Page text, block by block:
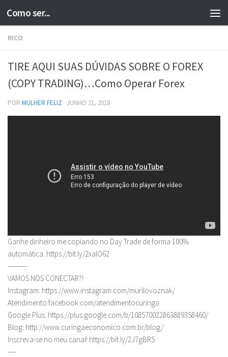
Skip to content
Como ser...
RICO
TIRE AQUI SUAS DÚVIDAS SOBRE O FOREX
(COPY TRADING)…Como Operar Forex
POR MULHER FELIZ · JUNHO 21, 2018
Ganhe dinheiro me copiando no Day Trade de forma 100%
automática..https://bit.ly/2xalO62
———-
VAMOS NOS CONECTAR?!
Instagram: https://www.instagram.com/murilovoznak/
Atendimento:facebook.com/atendimentocuringa
Google Plus: https://plus.google.com/b/108570022863889358460/
Blog: http://www.curingaeconomico.com.br/blog/
Inscreva-se no meu canal! https://bit.ly/2J7gBR5
—-